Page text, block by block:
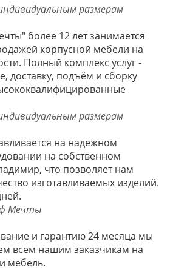
более 12 лет занимается
корпусной мебели на
Полный комплекс услуг -
доставку, подъём и сборку
на надежном
на собственном
что позволяет нам
изготавливаемых изделий.
и гарантию 24 месяца мы
всем нашим заказчикам на
мебель.